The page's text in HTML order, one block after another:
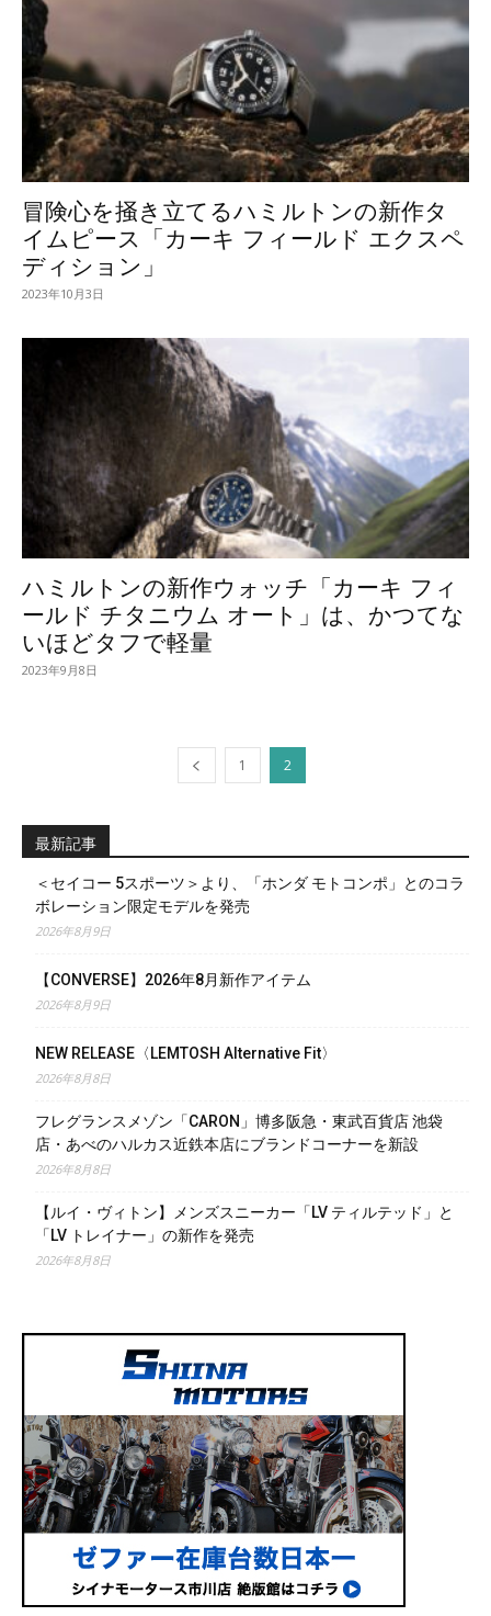
冒険心を掻き立てるハミルトンの新作タ
イムピース「カーキ フィールド エクスペ
ディション」
2023年10月3日
ハミルトンの新作ウォッチ「カーキ フィ
ールド チタニウム オート」は、かつてな
いほどタフで軽量
2023年9月8日
1 2
最新記事
＜セイコー 5スポーツ＞より、「ホンダ モトコンポ」とのコラ
ボレーション限定モデルを発売
2026年8月9日
【CONVERSE】2026年8月新作アイテム
2026年8月9日
NEW RELEASE〈LEMTOSH Alternative Fit〉
2026年8月8日
フレグランスメゾン「CARON」博多阪急・東武百貨店 池袋
店・あべのハルカス近鉄本店にブランドコーナーを新設
2026年8月8日
【ルイ・ヴィトン】メンズスニーカー「LV ティルテッド」と
「LV トレイナー」の新作を発売
2026年8月8日